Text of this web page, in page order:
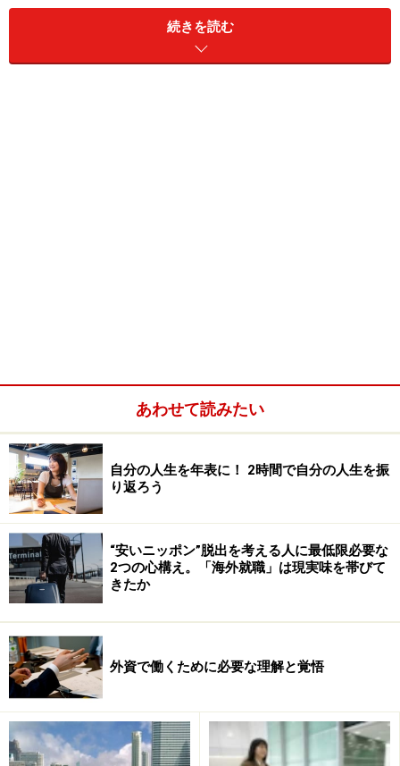
中国語をマスターしたい！
農学部を卒業した清水さんは総合職として食品商社に入
でした。
いつかはマスターしたい、という思いはずっとありまし
た。」
商社での仕事をしながらも、漠然と自分が将来したいこ
と、キャリアアップをする為に必要な武器はなにか、を
考え始めます。
「スキルを身につけること」にこだわった理由。次ペー
※記事内容は執筆時点のものです。最新の内容をご確認くださ
い。
次のページへ
続きを読む
あわせて読みたい
自分の人生を年表に！ 2時間で自分の人生を振
り返ろう
“安いニッポン”脱出を考える人に最低限必要な
2つの心構え。「海外就職」は現実味を帯びて
きたか
外資で働くために必要な理解と覚悟